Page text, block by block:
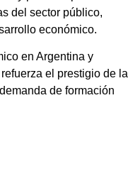
del sector público,
económico.
en Argentina y
el prestigio de la
de formación